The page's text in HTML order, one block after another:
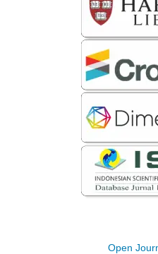
Open